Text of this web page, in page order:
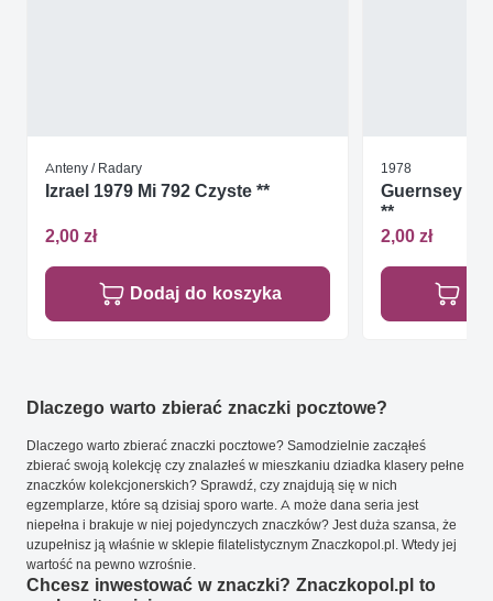
Anteny / Radary
Izrael 1979 Mi 792 Czyste **
2,00 zł
Dodaj do koszyka
1978
Guernsey
**
2,00 zł
Dlaczego warto zbierać znaczki pocztowe?
Dlaczego warto zbierać znaczki pocztowe? Samodzielnie zacząłeś
zbierać swoją kolekcję czy znalazłeś w mieszkaniu dziadka klasery pełne
znaczków kolekcjonerskich? Sprawdź, czy znajdują się w nich
egzemplarze, które są dzisiaj sporo warte. A może dana seria jest
niepełna i brakuje w niej pojedynczych znaczków? Jest duża szansa, że
uzupełnisz ją właśnie w sklepie filatelistycznym Znaczkopol.pl. Wtedy jej
wartość na pewno wzrośnie.
Chcesz inwestować w znaczki? Znaczkopol.pl to